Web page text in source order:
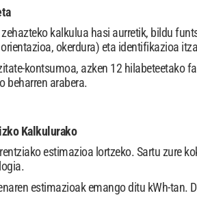
kalkulua hasi aurretik, bildu
okerdura) eta identifikazioa
kontsumoa, azken 12 hilabeteetako
beharren arabera.
Kalkulurako
estimazioa lortzeko. Sartu zure
estimazioak emango ditu kWh-